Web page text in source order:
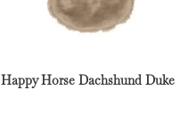
Happy Horse Dachshund Duke